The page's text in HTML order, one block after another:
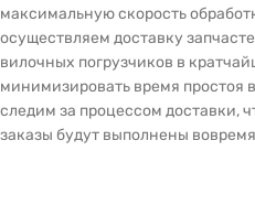
максимальную скорость
осуществляем доставку
вилочных погрузчиков в
минимизировать время простоя
следим за процессом доставки,
заказы будут выполнены